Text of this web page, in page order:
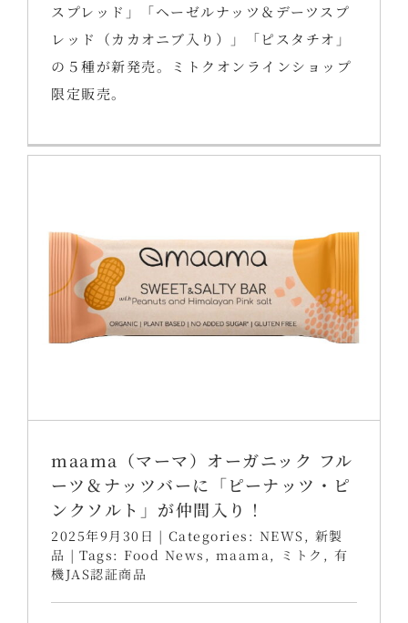
スプレッド」「ヘーゼルナッツ＆デーツスプ
レッド（カカオニブ入り）」「ピスタチオ」
の５種が新発売。ミトクオンラインショップ
限定販売。
maama（マーマ）オーガニック フル
ーツ＆ナッツバーに「ピーナッツ・ピ
ンクソルト」が仲間入り！
2025年9月30日 | Categories: NEWS , 新製
品 | Tags: Food News , maama , ミトク , 有
機JAS認証商品